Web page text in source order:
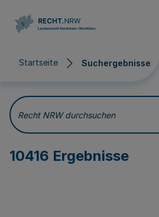
Startseite Suchergebnisse
Suchergebnisse
Recht NRW durchsuchen
10416 Ergebnisse